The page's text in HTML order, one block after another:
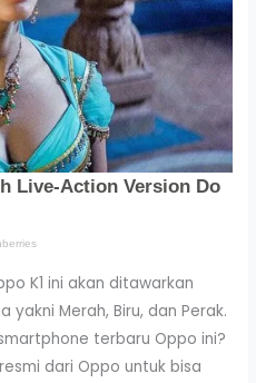
K1 ini akan ditawarkan
Merah, Biru, dan Perak.
terbaru Oppo ini?
dari Oppo untuk bisa